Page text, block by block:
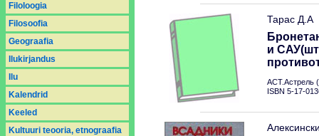
Filoloogia
Filosoofia
Geograafia
Ilukirjandus
Ilu
Kalendrid
Keeled
Kultuuri teooria, etnograafia
Тарас Д.А
и
АСТ.Астрель
ISBN 5-17-